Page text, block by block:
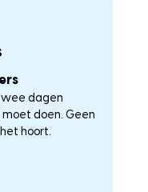
dagen
doen. Geen
hoort.